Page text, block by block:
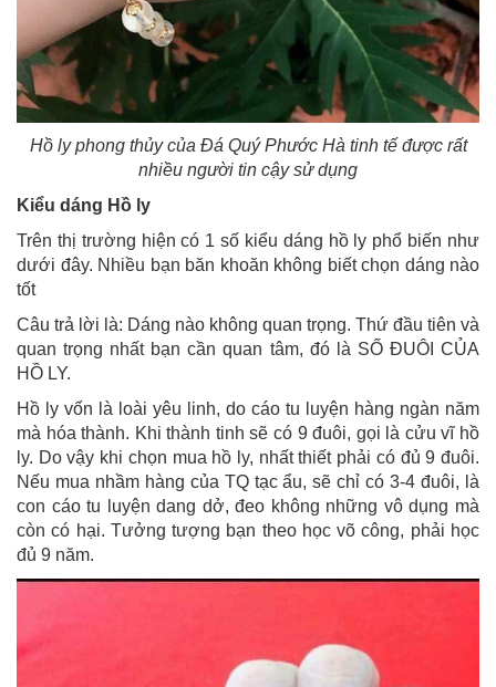
Hồ ly phong thủy của Đá Quý Phước Hà tinh tế được rất
nhiều người tin cậy sử dụng
Kiểu dáng Hồ ly
Trên thị trường hiện có 1 số kiểu dáng hồ ly phổ biến như
dưới đây. Nhiều bạn băn khoăn không biết chọn dáng nào
tốt
Câu trả lời là: Dáng nào không quan trọng. Thứ đầu tiên và
quan trọng nhất bạn cần quan tâm, đó là SỐ ĐUÔI CỦA
HỒ LY.
Hồ ly vốn là loài yêu linh, do cáo tu luyện hàng ngàn năm
mà hóa thành. Khi thành tinh sẽ có 9 đuôi, gọi là cửu vĩ hồ
ly. Do vậy khi chọn mua hồ ly, nhất thiết phải có đủ 9 đuôi.
Nếu mua nhầm hàng của TQ tạc ẩu, sẽ chỉ có 3-4 đuôi, là
con cáo tu luyện dang dở, đeo không những vô dụng mà
còn có hại. Tưởng tượng bạn theo học võ công, phải học
đủ 9 năm.